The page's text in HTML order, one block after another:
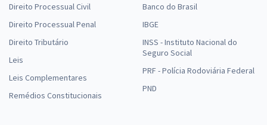
Direito Processual Civil
Direito Processual Penal
Direito Tributário
Leis
Leis Complementares
Remédios Constitucionais
Banco do Brasil
IBGE
INSS - Instituto Nacional do
Seguro Social
PRF - Polícia Rodoviária Federal
PND